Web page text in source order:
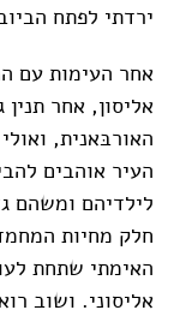
ירדתי לפתח
אחר העימות עם
אליסון, אחר
האורבּאנית,
העיר אוהבים
לילדיהם ומשהם
חלק מחיות
האימתי שתחת
אליסוני. ושוב